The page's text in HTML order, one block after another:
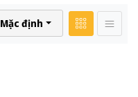
Mặc định